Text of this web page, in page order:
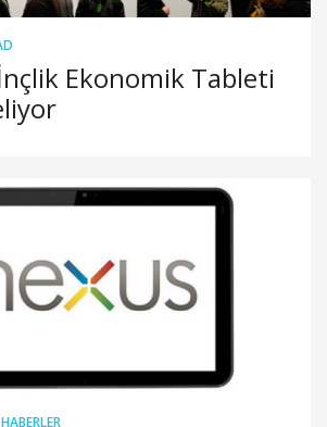
İnçlik Ekonomik Tableti
HABERLER